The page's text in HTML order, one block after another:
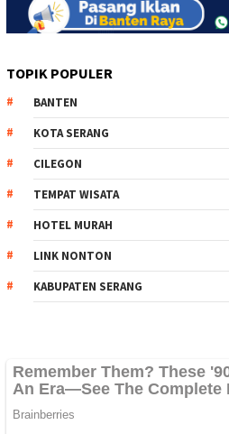
TOPIK POPULER
BANTEN
KOTA SERANG
CILEGON
TEMPAT WISATA
HOTEL MURAH
LINK NONTON
KABUPATEN SERANG